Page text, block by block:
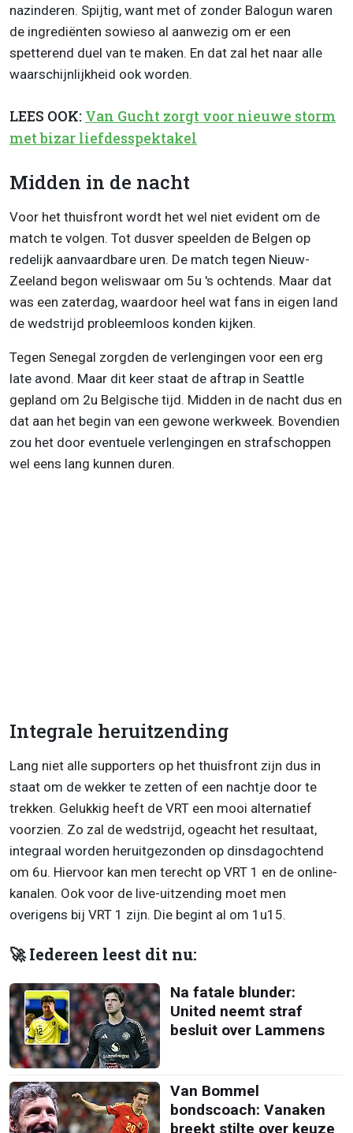
nazinderen. Spijtig, want met of zonder Balogun waren
de ingrediënten sowieso al aanwezig om er een
spetterend duel van te maken. En dat zal het naar alle
waarschijnlijkheid ook worden.
LEES OOK: Van Gucht zorgt voor nieuwe storm
met bizar liefdesspektakel
Midden in de nacht
Voor het thuisfront wordt het wel niet evident om de
match te volgen. Tot dusver speelden de Belgen op
redelijk aanvaardbare uren. De match tegen Nieuw-
Zeeland begon weliswaar om 5u 's ochtends. Maar dat
was een zaterdag, waardoor heel wat fans in eigen land
de wedstrijd probleemloos konden kijken.
Tegen Senegal zorgden de verlengingen voor een erg
late avond. Maar dit keer staat de aftrap in Seattle
gepland om 2u Belgische tijd. Midden in de nacht dus en
dat aan het begin van een gewone werkweek. Bovendien
zou het door eventuele verlengingen en strafschoppen
wel eens lang kunnen duren.
Integrale heruitzending
Lang niet alle supporters op het thuisfront zijn dus in
staat om de wekker te zetten of een nachtje door te
trekken. Gelukkig heeft de VRT een mooi alternatief
voorzien. Zo zal de wedstrijd, ogeacht het resultaat,
integraal worden heruitgezonden op dinsdagochtend
om 6u. Hiervoor kan men terecht op VRT 1 en de online-
kanalen. Ook voor de live-uitzending moet men
overigens bij VRT 1 zijn. Die begint al om 1u15.
🚀 Iedereen leest dit nu:
Na fatale blunder:
United neemt straf
besluit over Lammens
Van Bommel
bondscoach: Vanaken
breekt stilte over keuze